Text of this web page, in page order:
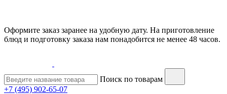
Оформите заказ заранее на удобную дату. На приготовление
блюд и подготовку заказа нам понадобится не менее 48 часов.
Поиск по товарам
+7 (495) 902-65-07